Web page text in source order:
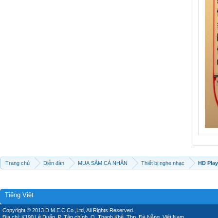
Trang chủ Diễn đàn MUA SẮM CÁ NHÂN Thiết bị nghe nhạc HD
Tiếng Việt
Copyright © 2013 D.M.E.C Co.,Ltd, All Rights Reserved.